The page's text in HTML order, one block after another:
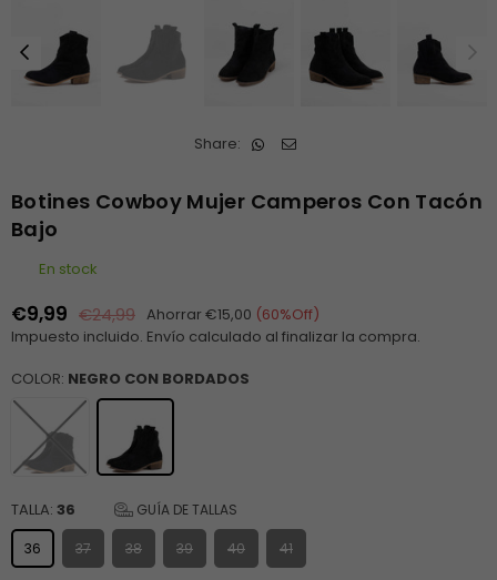
Share:
Botines Cowboy Mujer Camperos Con Tacón
Bajo
En stock
Precio
habitual
€9,99 €24,99 Ahorrar€15,00 (60%Off)
Impuesto incluido. Envío calculado al finalizar la compra.
COLOR: NEGRO CON BORDADOS
TALLA: 36 GUÍA DE TALLAS
36 37 38 39 40 41